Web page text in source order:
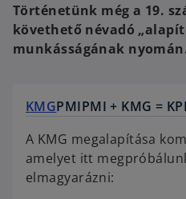
Történetünk még a 19.
követhető névadó
munkásságának
KMGPMIPMI + KMG =
A KMG megalapítása
amelyet itt
elmagyarázni: